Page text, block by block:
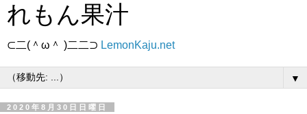
れもん果汁
⊂二(＾ω＾ )二二⊃ LemonKaju.net
▼
2020年8月30日日曜日